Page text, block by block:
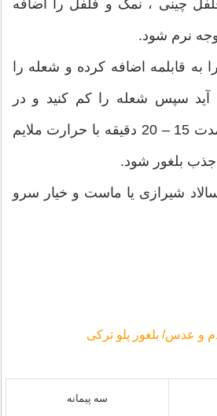
چینی ، نمک و فلفل را اضافه
نرم شود.
به قابلمه اضافه کرده و شعله را
آید سپس شعله را کم کنید و در
قابلمه را بگذارید به مدت 15 – 20 دقیقه با حرارت ملایم
جذب بلغور شود.
سالاد شیرازی یا ماست و خیار سرو
و عدس/ بلغور پلو ترکی
سه پیمانه